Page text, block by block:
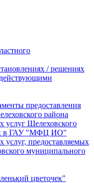
/ решениях
предоставления
района
услуг Шелеховского
в ГАУ "МФЦ ИО"
предоставляемых
муниципального
цветочек"